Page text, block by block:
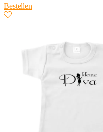
Bestellen